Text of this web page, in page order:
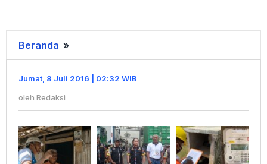
Beranda »
ada
judul
Jumat, 8 Juli 2016 | 02:32 WIB
oleh Redaksi